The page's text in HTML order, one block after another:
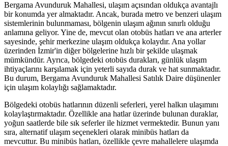
Bergama Avunduruk Mahallesi, ulaşım açısından oldukça avantajlı
bir konumda yer almaktadır. Ancak, burada metro ve benzeri ulaşım
sistemlerinin bulunmaması, bölgenin ulaşım ağının sınırlı olduğu
anlamına geliyor. Yine de, mevcut olan otobüs hatları ve ana arterler
sayesinde, şehir merkezine ulaşım oldukça kolaydır. Ana yollar
üzerinden İzmir'in diğer bölgelerine hızlı bir şekilde ulaşmak
mümkündür. Ayrıca, bölgedeki otobüs durakları, günlük ulaşım
ihtiyaçlarını karşılamak için yeterli sayıda durak ve hat sunmaktadır.
Bu durum, Bergama Avunduruk Mahallesi Satılık Daire düşünenler
için ulaşım kolaylığı sağlamaktadır.
Bölgedeki otobüs hatlarının düzenli seferleri, yerel halkın ulaşımını
kolaylaştırmaktadır. Özellikle ana hatlar üzerinde bulunan duraklar,
yoğun saatlerde bile sık seferler ile hizmet vermektedir. Bunun yanı
sıra, alternatif ulaşım seçenekleri olarak minibüs hatları da
mevcuttur. Bu minibüs hatları, özellikle çevre mahallelere ulaşımda